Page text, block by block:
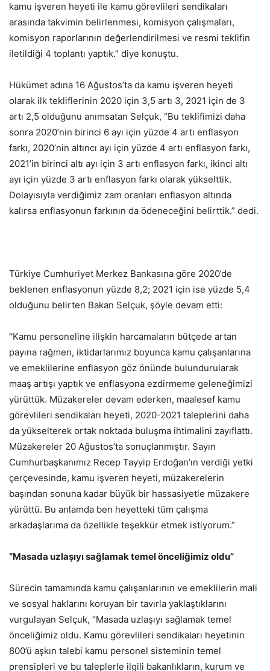
kamu işveren heyeti ile kamu görevlileri sendikaları
arasında takvimin belirlenmesi, komisyon çalışmaları,
komisyon raporlarının değerlendirilmesi ve resmi teklifin
iletildiği 4 toplantı yaptık.” diye konuştu.
Hükümet adına 16 Ağustos’ta da kamu işveren heyeti
olarak ilk tekliflerinin 2020 için 3,5 artı 3, 2021 için de 3
artı 2,5 olduğunu anımsatan Selçuk, “Bu teklifimizi daha
sonra 2020’nin birinci 6 ayı için yüzde 4 artı enflasyon
farkı, 2020’nin altıncı ayı için yüzde 4 artı enflasyon farkı,
2021’in birinci altı ayı için 3 artı enflasyon farkı, ikinci altı
ayı için yüzde 3 artı enflasyon farkı olarak yükselttik.
Dolayısıyla verdiğimiz zam oranları enflasyon altında
kalırsa enflasyonun farkının da ödeneceğini belirttik.” dedi.
Türkiye Cumhuriyet Merkez Bankasına göre 2020’de
beklenen enflasyonun yüzde 8,2; 2021 için ise yüzde 5,4
olduğunu belirten Bakan Selçuk, şöyle devam etti:
“Kamu personeline ilişkin harcamaların bütçede artan
payına rağmen, iktidarlarımız boyunca kamu çalışanlarına
ve emeklilerine enflasyon göz önünde bulundurularak
maaş artışı yaptık ve enflasyona ezdirmeme geleneğimizi
yürüttük. Müzakereler devam ederken, maalesef kamu
görevlileri sendikaları heyeti, 2020-2021 taleplerini daha
da yükselterek ortak noktada buluşma ihtimalini zayıflattı.
Müzakereler 20 Ağustos’ta sonuçlanmıştır. Sayın
Cumhurbaşkanımız Recep Tayyip Erdoğan’ın verdiği yetki
çerçevesinde, kamu işveren heyeti, müzakerelerin
başından sonuna kadar büyük bir hassasiyetle müzakere
yürüttü. Bu anlamda ben heyetteki tüm çalışma
arkadaşlarıma da özellikle teşekkür etmek istiyorum.”
“Masada uzlaşıyı sağlamak temel önceliğimiz oldu”
Sürecin tamamında kamu çalışanlarının ve emeklilerin mali
ve sosyal haklarını koruyan bir tavırla yaklaştıklarını
vurgulayan Selçuk, “Masada uzlaşıyı sağlamak temel
önceliğimiz oldu. Kamu görevlileri sendikaları heyetinin
800’ü aşkın talebi kamu personel sisteminin temel
prensipleri ve bu taleplerle ilgili bakanlıkların, kurum ve